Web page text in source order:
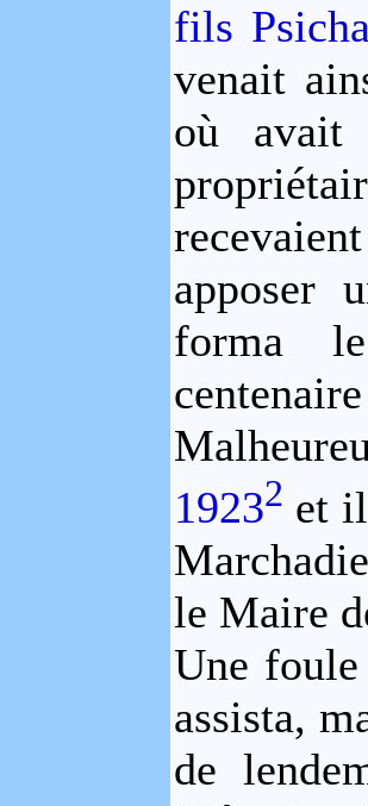
fils
venait
où avait
apposer
forma
19232 et
le Maire
Une
assista,
de